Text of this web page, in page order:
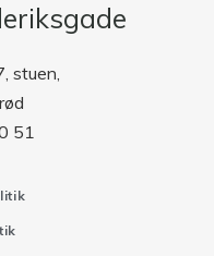
stuen,
51